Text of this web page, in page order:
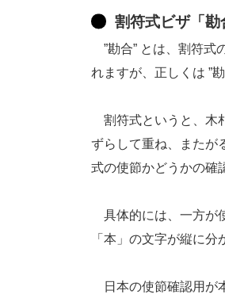
割符式ビザ「勘
”勘合” とは、割符式
れますが、正しくは ”
割符式というと、木
ずらして重ね、またが
式の使節かどうかの確
具体的には、一方が
「本」の文字が縦に分
日本の使節確認用が